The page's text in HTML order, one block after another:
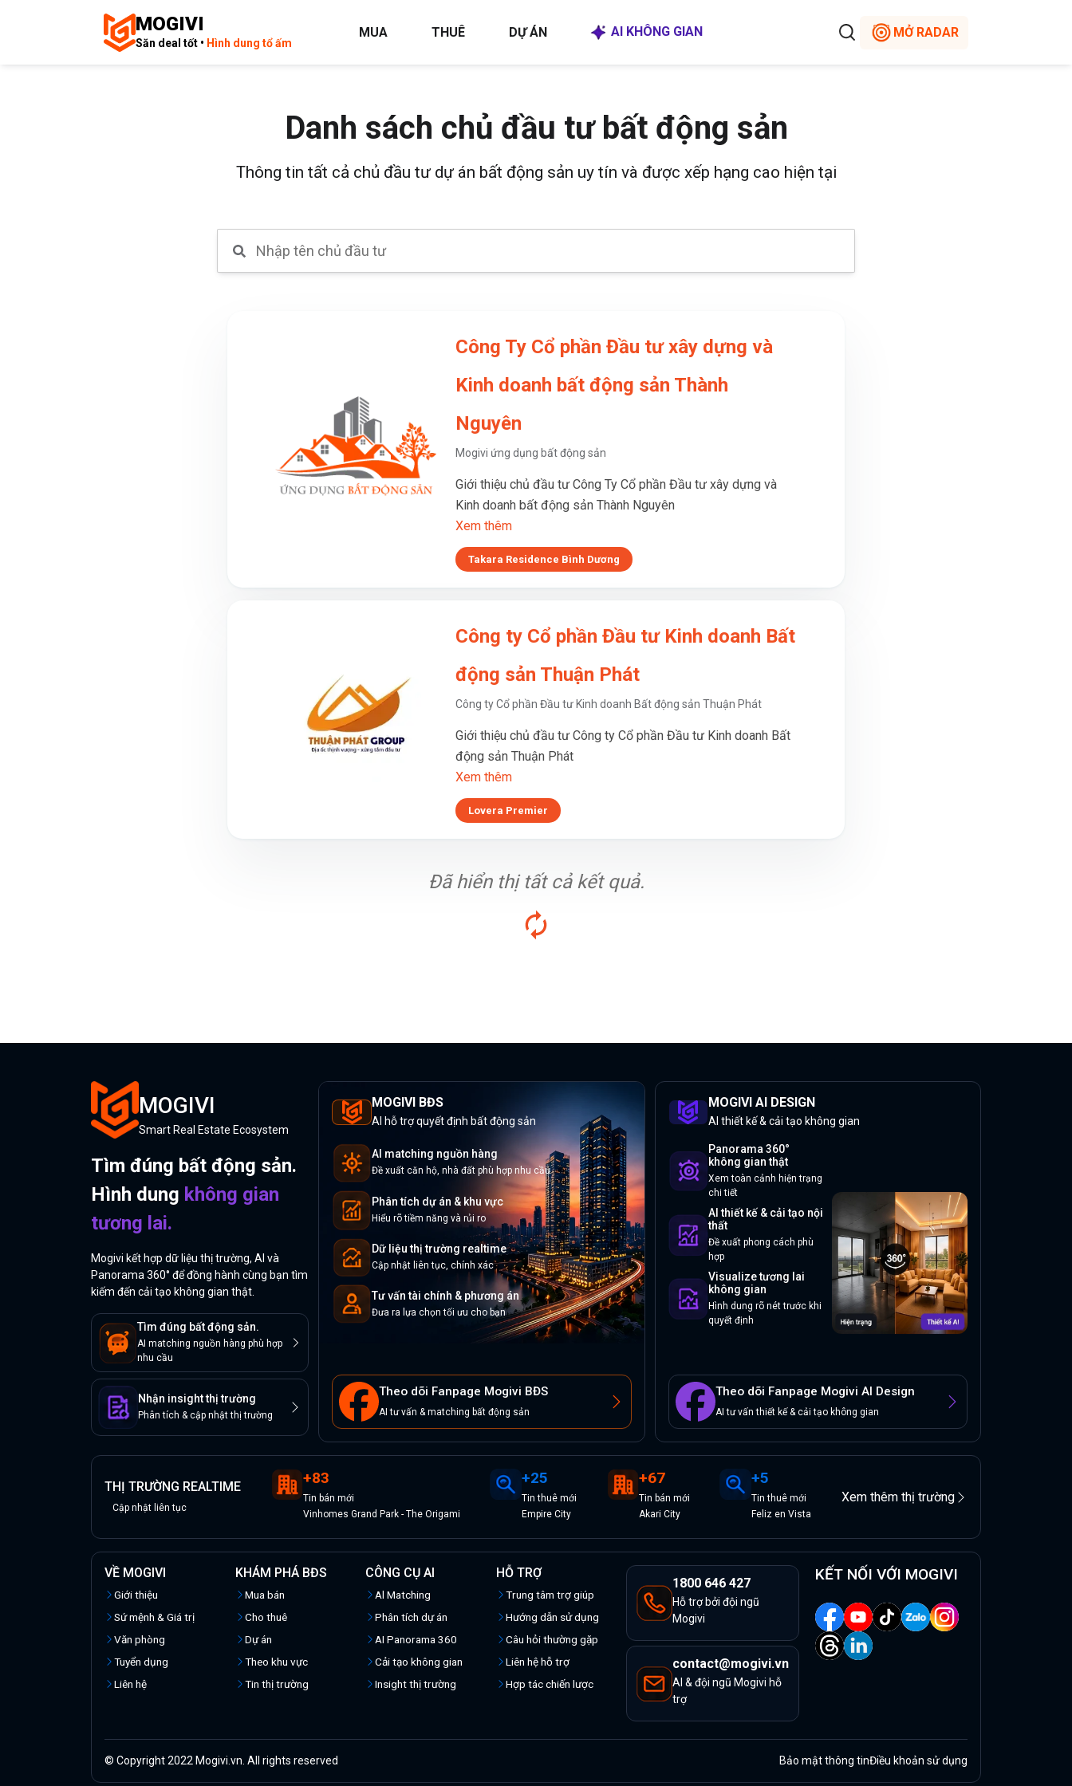
MOGIVI
Săn deal tốt • Hình dung tổ ấm
MUA THUÊ DỰ ÁN AI KHÔNG GIAN MỞ RADAR
Danh sách chủ đầu tư bất động sản
Thông tin tất cả chủ đầu tư dự án bất động sản uy tín và được xếp hạng cao hiện tại
Công Ty Cổ phần Đầu tư xây dựng và
Kinh doanh bất động sản Thành
Nguyên
Mogivi ứng dụng bất động sản
Giới thiệu chủ đầu tư Công Ty Cổ phần Đầu tư xây dựng và
Kinh doanh bất động sản Thành Nguyên
Xem thêm
Takara Residence Bình Dương
Công ty Cổ phần Đầu tư Kinh doanh Bất
động sản Thuận Phát
Công ty Cổ phần Đầu tư Kinh doanh Bất động sản Thuận Phát
Giới thiệu chủ đầu tư Công ty Cổ phần Đầu tư Kinh doanh Bất
động sản Thuận Phát
Xem thêm
Lovera Premier
Đã hiển thị tất cả kết quả.
MOGIVI
Smart Real Estate Ecosystem
Tìm đúng bất động sản.
Hình dung không gian
tương lai.
Mogivi kết hợp dữ liệu thị trường, AI và
Panorama 360° để đồng hành cùng bạn tìm
kiếm đến cải tạo không gian thật.
Tìm đúng bất động sản.
AI matching nguồn hàng phù hợp
nhu cầu
Nhận insight thị trường
Phân tích & cập nhật thị trường
MOGIVI BĐS
AI hỗ trợ quyết định bất động sản
AI matching nguồn hàng
Đề xuất căn hộ, nhà đất phù hợp nhu cầu
Phân tích dự án & khu vực
Hiểu rõ tiềm năng và rủi ro
Dữ liệu thị trường realtime
Cập nhật liên tục, chính xác
Tư vấn tài chính & phương án
Đưa ra lựa chọn tối ưu cho bạn
Theo dõi Fanpage Mogivi BĐS
AI tư vấn & matching bất động sản
MOGIVI AI DESIGN
AI thiết kế & cải tạo không gian
Panorama 360°
không gian thật
Xem toàn cảnh hiện trạng
chi tiết
AI thiết kế & cải tạo nội
thất
Đề xuất phong cách phù
hợp
Visualize tương lai
không gian
Hình dung rõ nét trước khi
quyết định
Theo dõi Fanpage Mogivi AI Design
AI tư vấn thiết kế & cải tạo không gian
THỊ TRƯỜNG REALTIME
Cập nhật liên tục
+83
Tin bán mới
Vinhomes Grand Park - The Origami
+25
Tinthuê mới
Empire City
+67
Tin bán mới
Akari City
+5
Tinthuê mới
Feliz en Vista
Xem thêm thị trường
VỀ MOGIVI
Giới thiệu
Sứ mệnh & Giá trị
Văn phòng
Tuyển dụng
Liên hệ
KHÁM PHÁ BĐS
Mua bán
Cho thuê
Dự án
Theo khu vực
Tin thị trường
CÔNG CỤ AI
Al Matching
Phân tích dự án
AI Panorama 360
Cải tạo không gian
Insight thị trường
HỖ TRỢ
Trung tâm trợ giúp
Hướng dẫn sử dụng
Câu hỏi thường gặp
Liên hệ hỗ trợ
Hợp tác chiến lược
1800 646 427
Hỗ trợ bởi đội ngũ
Mogivi
contact@mogivi.vn
AI & đội ngũ Mogivi hỗ
trợ
KẾT NỐI VỚI MOGIVI
© Copyright 2022 Mogivi.vn. All rights reserved Bảo mật thông tinĐiều khoản sử dụng